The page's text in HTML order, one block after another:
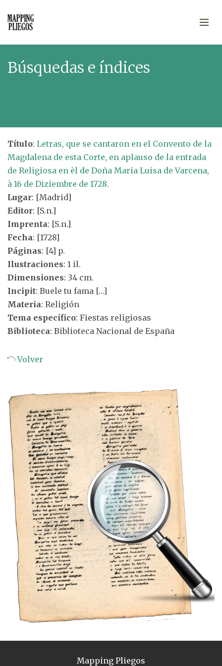
Búsquedas e índices
Título: Letras, que se cantaron en el Convento de la
Magdalena de esta Corte, en aplauso de la entrada
de Religiosa en èl de Doña Maria Luisa de Varcena,
à 16 de Diziembre de 1728.
Lugar: [Madrid]
Editor: [S.n.]
Imprenta: [S.n.]
Fecha: [1728]
Páginas: [4] p.
Ilustraciones: 1 il.
Dimensiones: 34 cm.
Incipit: Buele tu fama […]
Materia: Religión
Tema específico: Fiestas religiosas
Biblioteca: Biblioteca Nacional de España
Volver
Mapping Pliegos